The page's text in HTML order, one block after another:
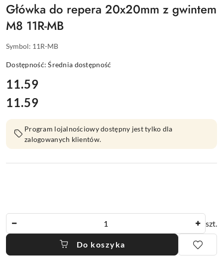
Główka do repera 20x20mm z gwintem
M8 11R-MB
Symbol: 11R-MB
Dostępność:Średnia dostępność
cena:
11.59
Cena:
11.59
Program lojalnościowy dostępny jest tylko dla
zalogowanych klientów.
szt.
Do koszyka